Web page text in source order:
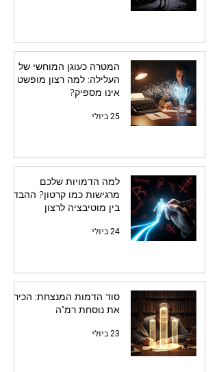
המטרה כעוגן המוחשי של
העלילה: למה רצון מופשט
אינו מספיק?
25 ביולי
למה הדמויות שלכם
מרגישות כמו קרטון? ההבדל
בין מוטיבציה לרצון
24 ביולי
סוד הדמות המנצחת: הכירו
את נוסחת רמ"ה
23 ביולי